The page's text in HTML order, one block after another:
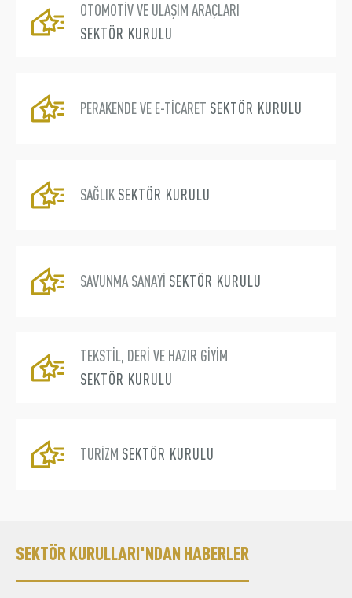
OTOMOTİV VE ULAŞIM ARAÇLARI
SEKTÖR KURULU
PERAKENDE VE E-TİCARET SEKTÖR KURULU
SAĞLIK SEKTÖR KURULU
SAVUNMA SANAYİ SEKTÖR KURULU
TEKSTİL, DERİ VE HAZIR GİYİM
SEKTÖR KURULU
TURİZM SEKTÖR KURULU
SEKTÖR KURULLARI'NDAN HABERLER